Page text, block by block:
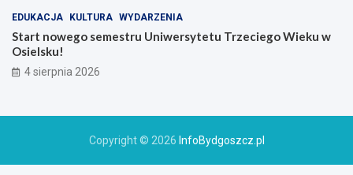
EDUKACJA KULTURA WYDARZENIA
Start nowego semestru Uniwersytetu Trzeciego Wieku w
Osielsku!
4 sierpnia 2026
Copyright © 2026 InfoBydgoszcz.pl